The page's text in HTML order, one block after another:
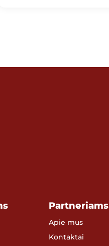
Partneriams
Apie mus
Kontaktai